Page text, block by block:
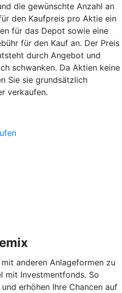
die gewünschte Anzahl an
den Kaufpreis pro Aktie ein
für das Depot sowie eine
für den Kauf an. Der Preis
durch Angebot und
schwanken. Da Aktien keine
Sie sie grundsätzlich
verkaufen.
anderen Anlageformen zu
mit Investmentfonds. So
erhöhen Ihre Chancen auf